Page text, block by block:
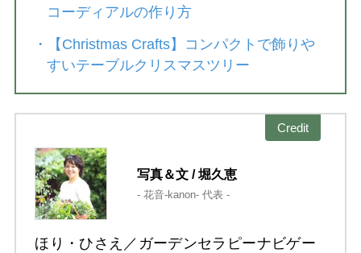
コーディアルの作り方
・
【Christmas Crafts】コンパクトで飾りや
すいテーブルクリスマスツリー
Credit
写真＆文 / 堀久恵
- 花音-kanon- 代表 -
ほり・ひさえ／ガーデンセラピーナビゲー